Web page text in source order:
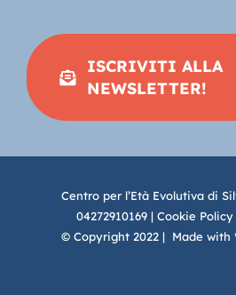
ISCRIVITI ALLA
NEWSLETTER!
Centro per l’Età Evolutiva di
04272910169 | Cookie Policy
© Copyright 2022 | Made with